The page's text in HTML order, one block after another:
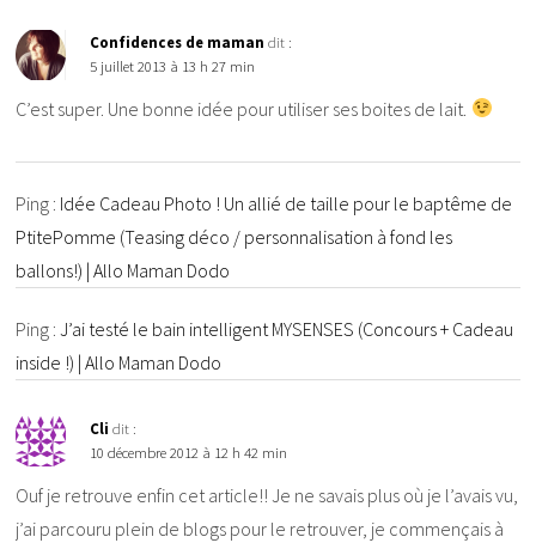
Confidences de maman dit :
5 juillet 2013 à 13 h 27 min
C’est super. Une bonne idée pour utiliser ses boites de lait.
Ping : Idée Cadeau Photo ! Un allié de taille pour le baptême de
PtitePomme (Teasing déco / personnalisation à fond les
ballons!) | Allo Maman Dodo
Ping :J’ai testé le bain intelligent MYSENSES (Concours + Cadeau
inside !) | Allo Maman Dodo
Cli dit :
10 décembre 2012 à 12 h 42 min
Ouf je retrouve enfin cet article!! Je ne savais plus où je l’avais vu,
j’ai parcouru plein de blogs pour le retrouver, je commençais à